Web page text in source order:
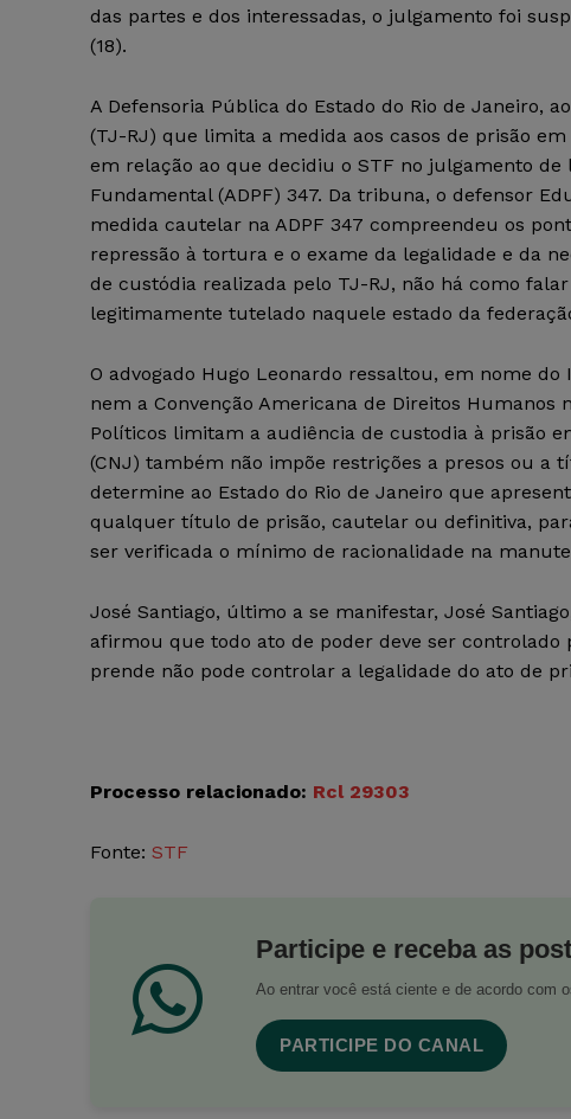
das partes e dos interessadas, o julgamento foi
(18).
A Defensoria Pública do Estado do Rio de Janeiro,
(TJ-RJ) que limita a medida aos casos de prisão
em relação ao que decidiu o STF no julgamento
Fundamental (ADPF) 347. Da tribuna, o defensor
medida cautelar na ADPF 347 compreendeu os
repressão à tortura e o exame da legalidade e da
de custódia realizada pelo TJ-RJ, não há como
legitimamente tutelado naquele estado da
O advogado Hugo Leonardo ressaltou, em nome
nem a Convenção Americana de Direitos Humanos
Políticos limitam a audiência de custodia à prisão
(CNJ) também não impõe restrições a presos ou a
determine ao Estado do Rio de Janeiro que
qualquer título de prisão, cautelar ou definitiva,
ser verificada o mínimo de racionalidade na
José Santiago, último a se manifestar, José
afirmou que todo ato de poder deve ser
prende não pode controlar a legalidade do ato de
Processo relacionado: Rcl 29303
Fonte: STF
Participe e receba as
Ao entrar você está ciente e de acordo com
PARTICIPE DO CANAL